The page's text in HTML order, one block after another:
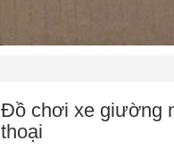
Đồ chơi xe giường
thoại